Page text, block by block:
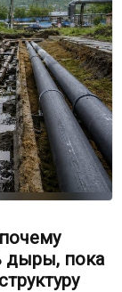
дыры, пока